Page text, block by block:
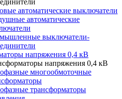
автоматические выключатели
автоматические
выключатели-
напряжения 0,4 кВ
напряжения 0,4 кВ
многообмоточные
трансформаторы